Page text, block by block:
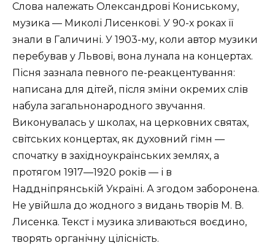
Слова належать Олександрові Кониському,
музика — Миколі Лисенкові. У 90-х роках її
знали в Галичині. У 1903-му, коли автор музики
перебував у Львові, вона лунала на концертах.
Пісня зазнала певного пе-реакцентування:
написана для дітей, після зміни окремих слів
набула загальнонародного звучання.
Виконувалась у школах, на церковних святах,
світських концертах, як духовний гімн —
спочатку в західноукраїнських землях, а
протягом 1917—1920 років — і в
Наддніпрянській Україні. А згодом заборонена.
Не увійшла до жодного з видань творів М. В.
Лисенка. Текст і музика зливаються воєдино,
творять органічну цілісність.